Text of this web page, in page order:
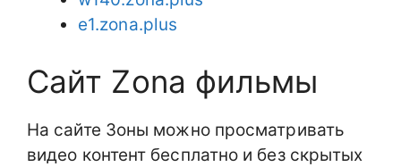
e1.zona.plus
Сайт Zona фильмы
На сайте Зоны можно просматривать
видео контент бесплатно и без скрытых